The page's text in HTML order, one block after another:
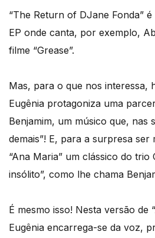
“The Return of DJane Fonda”
EP onde canta, por exemplo,
filme “Grease”.
Mas, para o que nos interessa,
Eugênia protagoniza uma
Benjamim, um músico que, nas
demais”! E, para a surpresa
“Ana Maria” um clássico do trio
insólito”, como lhe chama
É mesmo isso! Nesta versão de
Eugênia encarrega-se da voz,